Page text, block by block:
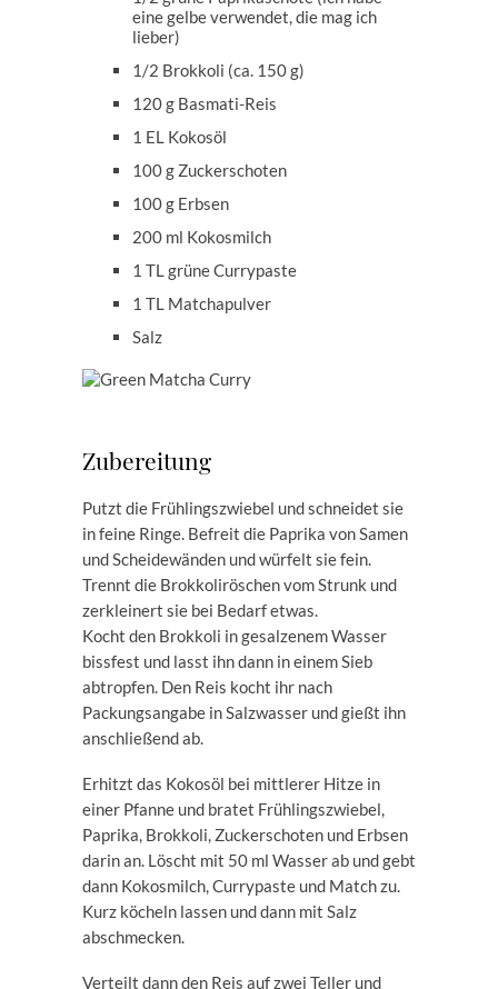
eine gelbe verwendet, die mag ich
lieber)
1/2 Brokkoli (ca. 150 g)
120 g Basmati-Reis
1 EL Kokosöl
100 g Zuckerschoten
100 g Erbsen
200 ml Kokosmilch
1 TL grüne Currypaste
1 TL Matchapulver
Salz
Zubereitung
Putzt die Frühlingszwiebel und schneidet sie
in feine Ringe. Befreit die Paprika von Samen
und Scheidewänden und würfelt sie fein.
Trennt die Brokkoliröschen vom Strunk und
zerkleinert sie bei Bedarf etwas.
Kocht den Brokkoli in gesalzenem Wasser
bissfest und lasst ihn dann in einem Sieb
abtropfen. Den Reis kocht ihr nach
Packungsangabe in Salzwasser und gießt ihn
anschließend ab.
Erhitzt das Kokosöl bei mittlerer Hitze in
einer Pfanne und bratet Frühlingszwiebel,
Paprika, Brokkoli, Zuckerschoten und Erbsen
darin an. Löscht mit 50 ml Wasser ab und gebt
dann Kokosmilch, Currypaste und Match zu.
Kurz köcheln lassen und dann mit Salz
abschmecken.
Verteilt dann den Reis auf zwei Teller und